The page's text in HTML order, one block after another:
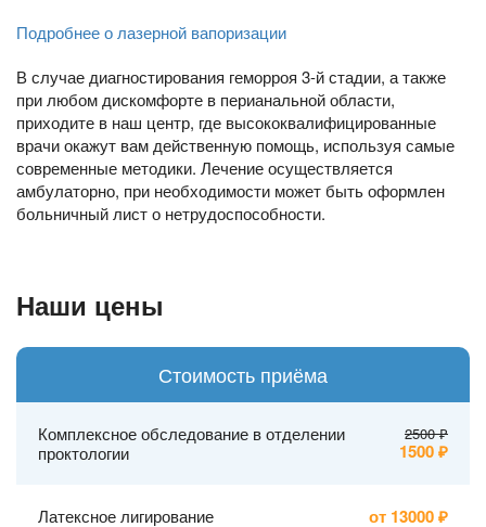
Подробнее о лазерной вапоризации
В случае диагностирования геморроя 3-й стадии, а также
при любом дискомфорте в перианальной области,
приходите в наш центр, где высококвалифицированные
врачи окажут вам действенную помощь, используя самые
современные методики. Лечение осуществляется
амбулаторно, при необходимости может быть оформлен
больничный лист о нетрудоспособности.
Наши цены
Стоимость приёма
Комплексное обследование в отделении
проктологии
2500
1500
Латексное лигирование от 13000